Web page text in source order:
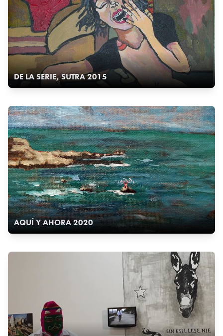
DE LA SERIE, SUTRA 2015
AQUÍ Y AHORA 2020